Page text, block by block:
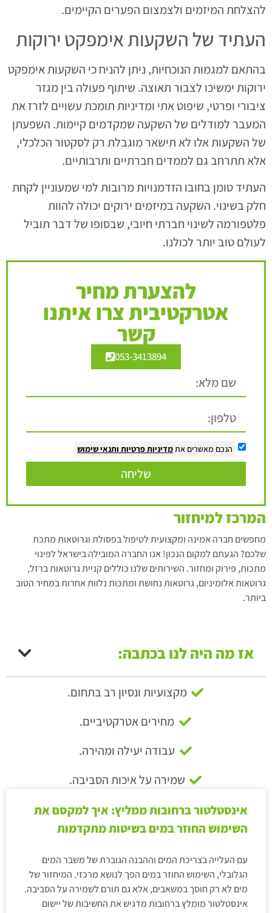
להצלחת המיזמים ולצמצום הפערים הקיימים.
העתיד של השקעות אימפקט ירוקות
בהתאם למגמות הנוכחיות, ניתן להניח כי השקעות אימפקט
ירוקות ימשיכו לצבור תאוצה. שיתוף פעולה בין מגזר
ציבורי ופרטי, שיפוט אתי ומדיניות תומכת עשויים לזרז את
המעבר למודלים של השקעה שמקדמים קיימות. השפעתן
של השקעות אלו לא תישאר מוגבלת רק לסקטור הכלכלי,
אלא תתרחב גם לממדים חברתיים ותרבותיים.
העתיד טומן בחובו הזדמנויות מרובות למי שמעוניין לקחת
חלק בשינוי. השקעה במיזמים ירוקים יכולה להוות
פלטפורמה לשינוי חברתי חיובי, שבסופו של דבר תוביל
לעולם טוב יותר לכולנו.
להצערת מחיר
אטרקטיבית צרו איתנו
קשר
053-3413894
הנכם מאשרים אתמדיניות פרטיות ותנאי שימוש
שליחה
המרכז למיחזור
מחפשים חברה אמינה ומקצועית לטיפול בפסולת וגרוטאות מתכת
שלכם? הגעתם למקום הנכון! אנו החברה המובילה בישראל לפינוי
מתכות, פירוק ומחזור. השירותים שלנו כוללים קניית גרוטאות ברזל,
גרוטאות אלומיניום, גרוטאות נחושת ומתכות נלוות אחרות במחיר הטוב
ביותר.
אז מה היה לנו בכתבה:
מקצועיות ונסיון רב בתחום.
מחירים אטרקטיביים.
עבודה יעילה ומהירה.
שמירה על איכות הסביבה.
אינסטלטור ברחובות ממליץ: איך למקסם את
השימוש החוזר במים בשיטות מתקדמות
עם העלייה בצריכת המים וההבנה הגוברת של משבר המים
הגלובלי, השימוש החוזר במים הפך לנושא מרכזי. המיחזור של
מים לא רק חוסך במשאבים, אלא גם תורם לשמירה על הסביבה.
אינסטלטור מומלץ ברחובות מדגיש את החשיבות של יישום